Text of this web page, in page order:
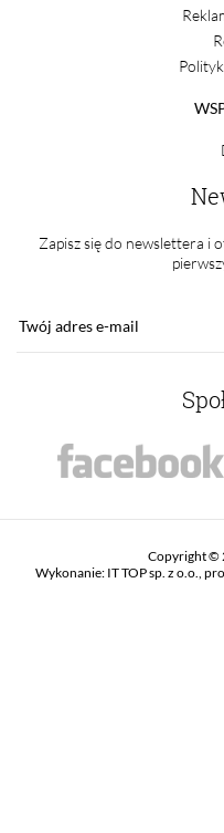
Zapisz się do newslettera i
Copyright ©
Wykonanie: IT TOP sp. z o.o. ,